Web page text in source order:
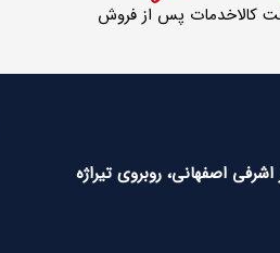
کالاخدمات پس از فروش
اشرفی اصفهانی، روبروی تیراژه